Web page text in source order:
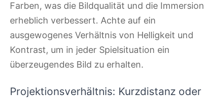
Farben, was die Bildqualität und die Immersion
erheblich verbessert. Achte auf ein
ausgewogenes Verhältnis von Helligkeit und
Kontrast, um in jeder Spielsituation ein
überzeugendes Bild zu erhalten.
Projektionsverhältnis: Kurzdistanz oder